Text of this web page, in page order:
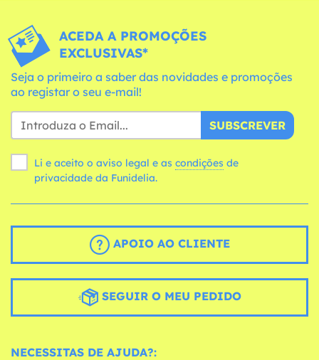
ACEDA A PROMOÇÕES
EXCLUSIVAS*
Seja o primeiro a saber das novidades e promoções
ao registar o seu e-mail!
SUBSCREVER
Li e aceito o aviso legal e as condições
privacidade da Funidelia.
APOIO AO CLIENTE
SEGUIR O MEU PEDIDO
NECESSITAS DE AJUDA?: